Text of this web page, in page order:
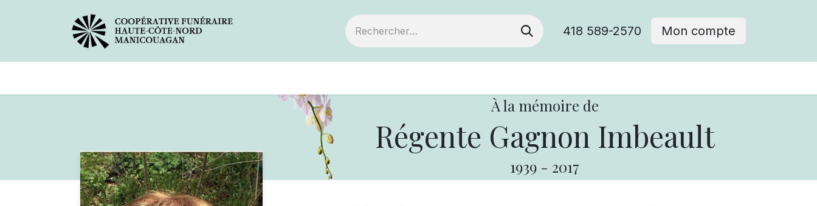
418 589-2570 Mon compte
À la mémoire de
Régente Gagnon Imbeault
1939 - 2017